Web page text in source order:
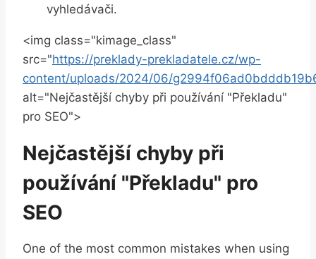
⁣vyhledávači.
<img class="kimage_class"
src="https://preklady-prekladatele.cz/wp-
content/uploads/2024/06/
⁤alt="Nejčastější​ chyby ⁣při používání "Překladu"
⁤pro SEO">
Nejčastější‌ chyby při
používání "Překladu" pro
SEO
One ​of the most common mistakes when using